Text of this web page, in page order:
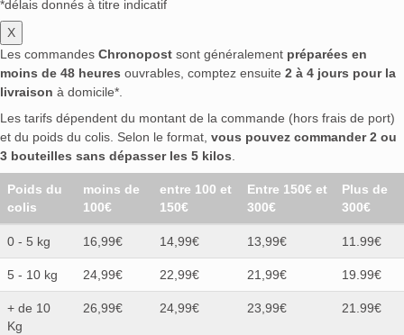
*délais donnés à titre indicatif
X
Les commandes Chronopost sont généralement préparées en
moins de 48 heures ouvrables, comptez ensuite 2 à 4 jours pour la
livraison à domicile*.
Les tarifs dépendent du montant de la commande (hors frais de port)
et du poids du colis. Selon le format, vous pouvez commander 2 ou
3 bouteilles sans dépasser les 5 kilos
Poids du
colis
moins de
100€
entre 100 et
150€
Entre 150€ et
300€
Plus de
300€
0 - 5 kg 16,99€ 14,99€ 13,99€ 11.99€
5 - 10 kg 24,99€ 22,99€ 21,99€ 19.99€
+ de 10
Kg
26,99€ 24,99€ 23,99€ 21.99€